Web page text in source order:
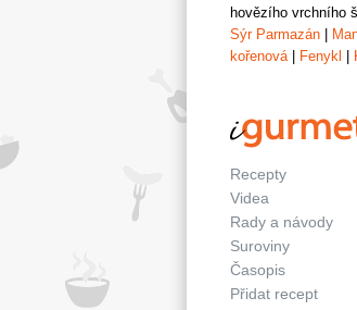
hovězího vrchního
Sýr Parmazán
kořenová
Fenykl
Recepty
Videa
Rady a návody
Suroviny
Časopis
Přidat recept